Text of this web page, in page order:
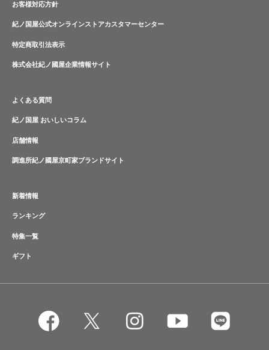
お客様対応方針
紀ノ国屋公式オンラインストアカスタマーセンター
特定商取引法表示
株式会社紀ノ國屋企業情報サイト
よくある質問
紀ノ国屋 おいしいコラム
店舗情報
調進所紀ノ國屋京町家ブランドサイト
新着情報
ランキング
特集一覧
ギフト